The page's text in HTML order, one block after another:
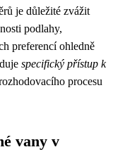
je důležité zvážit
podlahy,
preferencí ohledně
specifický přístup k
procesu
vany v